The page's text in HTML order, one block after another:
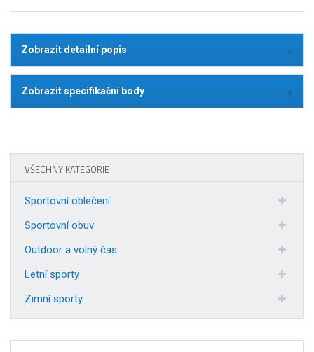
Zobrazit detailní popis
Zobrazit specifikační body
VŠECHNY KATEGORIE
Sportovní oblečení
Sportovní obuv
Outdoor a volný čas
Letní sporty
Zimní sporty